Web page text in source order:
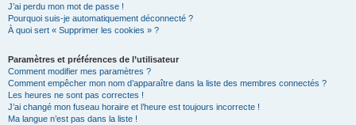
J’ai perdu mon mot de passe !
Pourquoi suis-je automatiquement déconnecté ?
À quoi sert « Supprimer les cookies » ?
Paramètres et préférences de l’utilisateur
Comment modifier mes paramètres ?
Comment empêcher mon nom d’apparaître dans la liste des membres connectés ?
Les heures ne sont pas correctes !
J’ai changé mon fuseau horaire et l’heure est toujours incorrecte !
Ma langue n’est pas dans la liste !